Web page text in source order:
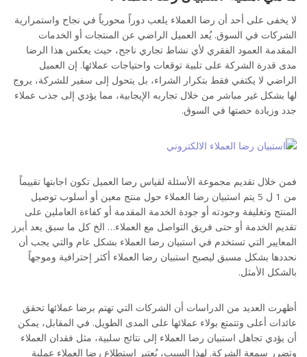
لا يخفى على أحد أن رضا العملاء يلعب دوراً محورياً في نجاح واستمرارية
الشركات في السوق. يُعد العميل الراضي عن المنتجات أو الخدمات
المقدمة العمود الفقري لأي نشاط تجاري ناجح، حيث يعكس هذا الرضا
مدى قدرة الشركة على تلبية توقعات واحتياجات عملائها. إن العميل
الراضي لا يكتفي فقط بتكرار الشراء، بل يتحول إلى سفير للشركة، يروج
لها بشكل غير مباشر من خلال تجاربه الإيجابية، مما يؤدي إلى جذب عملاء
جدد وزيادة حصتها في السوق.
فمن خلال تقديم مجموعة الأسئلة لقياس رضا العميل تكون اجابتها تقييماً
من 1 ل 5 يتم استبيان رضا العملاء حول منتج معين أو أسلوب توصيل
المنتج وتغليفة وجودته أو جودة الخدمة المقدمة أو كفاءة العاملين على
تقديم الخدمة أو حتى فريق التواصل مع العملاء… الخ كل ما سبق يعد أبرز
المعايير التي تستخدم في استبيان رضا العملاء بشكل عام والتي يجب أن
نحددها بشكل مسبق ليصبح استبيان رضا العملاء أكثر إحترافية وموجهاً
بالشكل الأمثل.
أظهرت العديد من الدراسات أن الشركات التي تهتم برضا عملائها تحقق
عائدات أعلى وتتمتع بولاء عملائها على المدى الطويل. في المقابل، يمكن
أن يؤدي تجاهل استبيان رضا العملاء إلى نتائج سلبية، مثل فقدان العملاء
وتضرر سمعة الشركة. لهذا السبب، يُعتبر استطلاع رضا العملاء عملية